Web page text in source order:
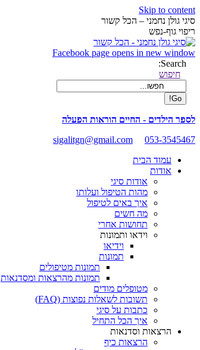
Skip to content
סיגי גולן נחמני – הכל קשור
ריפוי גוף-נפש
Facebook page opens in new window
Search:
חיפוש
לספר הילדים - החיים הוראות הפעלה
sigalitgn@gmail.com
053-3545467
עמוד הבית
אודות
אודות סיגי
מהות הטיפול ועלותו
איך באים לטיפול
מה חשים
תחושות אחרי
וידאו ותמונות
וידיאו
תמונות
תמונות מטיפולים
תמונות מהרצאות ומסדנאות
מטופלים מודים
תשובות לשאלות נפוצות (FAQ)
כתבות על סיגי
איך הכל התחיל
הרצאות וסדנאות
הרצאות כיף